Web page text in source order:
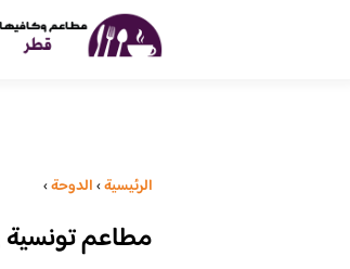
الرئيسية›الدوحة›
مطاعم تونسية